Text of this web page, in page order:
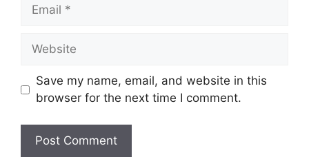
Save my name, email, and website in this
browser for the next time I comment.